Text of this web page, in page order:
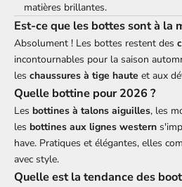
matières brillantes.
Est-ce que les bottes sont à la
Absolument ! Les bottes restent des
incontournables pour la saison
les chaussures à tige haute et aux
Quelle bottine pour 2026 ?
Les bottines à talons aiguilles, les
les bottines aux lignes western
have. Pratiques et élégantes, elles
avec style.
Quelle est la tendance des